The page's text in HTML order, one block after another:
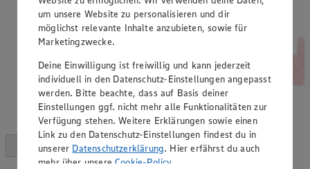
um unsere Website zu personalisieren und dir
möglichst relevante Inhalte anzubieten, sowie für
Marketingzwecke.
Deine Einwilligung ist freiwillig und kann jederzeit
individuell in den Datenschutz-Einstellungen angepasst
werden. Bitte beachte, dass auf Basis deiner
Einstellungen ggf. nicht mehr alle Funktionalitäten zur
Verfügung stehen. Weitere Erklärungen sowie einen
Link zu den Datenschutz-Einstellungen findest du in
unserer Datenschutzerklärung. Hier erfährst du auch
mehr über unsereCookie-Policy.